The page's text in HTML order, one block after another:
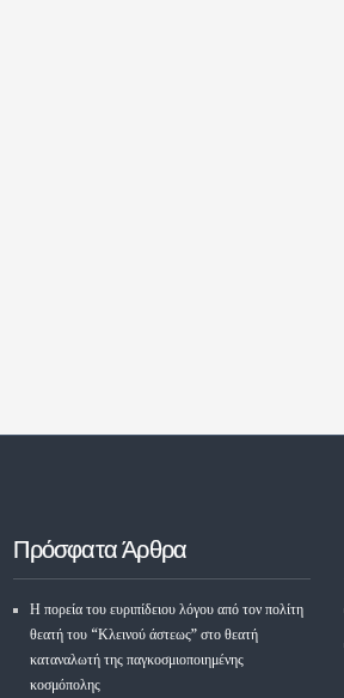
Πρόσφατα Άρθρα
Η πορεία του ευριπίδειου λόγου από τον πολίτη
θεατή του “Κλεινού άστεως” στο θεατή
καταναλωτή της παγκοσμιοποιημένης
κοσμόπολης